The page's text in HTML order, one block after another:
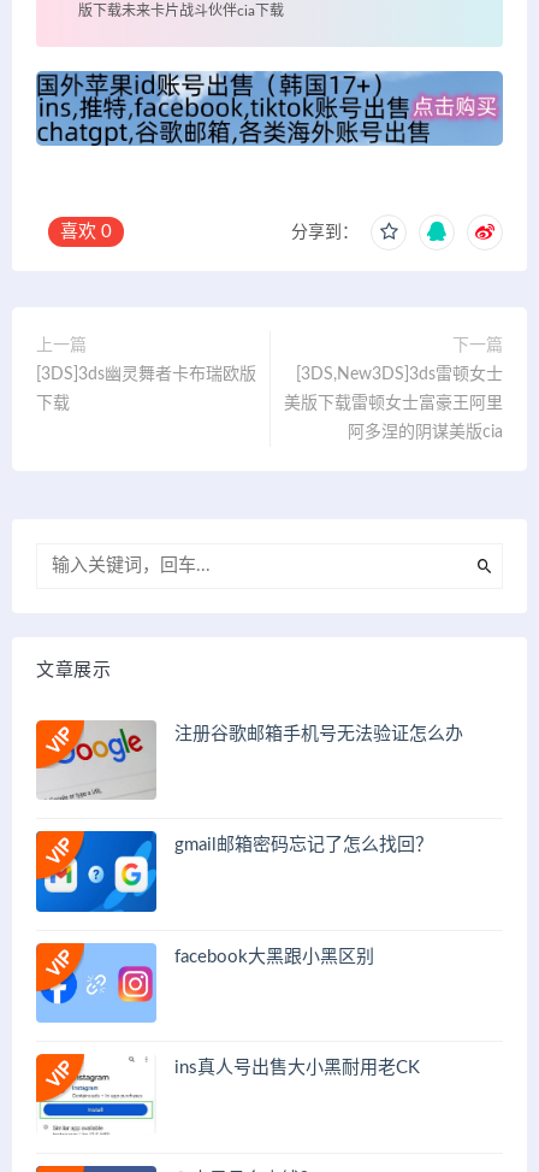
版下载未来卡片战斗伙伴cia下载
喜欢 0 分享到：
上一篇
[3DS]3ds幽灵舞者卡布瑞欧版
下载
下一篇
[3DS,New3DS]3ds雷顿女士
美版下载雷顿女士富豪王阿里
阿多涅的阴谋美版cia
文章展示
注册谷歌邮箱手机号无法验证怎么办
gmail邮箱密码忘记了怎么找回？
facebook大黑跟小黑区别
ins真人号出售大小黑耐用老CK